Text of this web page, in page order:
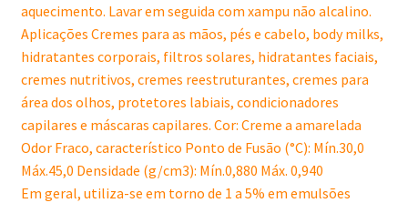
aquecimento. Lavar em seguida com xampu não alcalino.
Aplicações Cremes para as mãos, pés e cabelo, body milks,
hidratantes corporais, filtros solares, hidratantes faciais,
cremes nutritivos, cremes reestruturantes, cremes para
área dos olhos, protetores labiais, condicionadores
capilares e máscaras capilares. Cor: Creme a amarelada
Odor Fraco, característico Ponto de Fusão (°C): Mín.30,0
Máx.45,0 Densidade (g/cm3): Mín.0,880 Máx. 0,940
Em geral, utiliza-se em torno de 1 a 5% em emulsões